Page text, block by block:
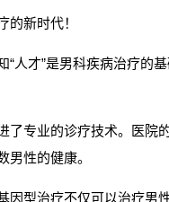
的新时代！
“人才”是男科疾病治疗的
了专业的诊疗技术。医
男性的健康。
因型治疗不仅可以治疗